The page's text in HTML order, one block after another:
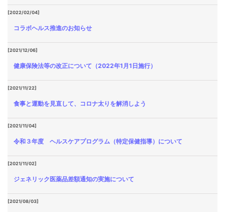
[2022/02/04]
コラボヘルス推進のお知らせ
[2021/12/06]
健康保険法等の改正について（2022年1月1日施行）
[2021/11/22]
食事と運動を見直して、コロナ太りを解消しよう
[2021/11/04]
令和３年度 ヘルスケアプログラム（特定保健指導）について
[2021/11/02]
ジェネリック医薬品差額通知の実施について
[2021/08/03]